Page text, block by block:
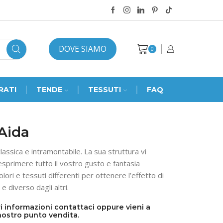
DOVE SIAMO 0
TENDE TESSUTI FAQ
e intramontabile. La sua struttura vi
tutto il vostro gusto e fantasia
e tessuti differenti per ottenere l’effetto di
diverso dagli altri.
informazioni contattaci oppure vieni a
punto vendita.